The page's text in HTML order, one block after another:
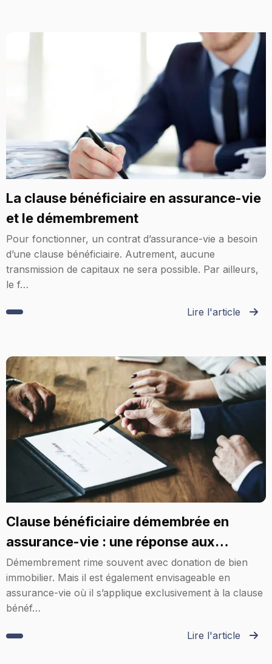
La clause bénéficiaire en assurance-vie
et le démembrement
Pour fonctionner, un contrat d’assurance-vie a besoin
d’une clause bénéficiaire. Autrement, aucune
transmission de capitaux ne sera possible. Par ailleurs,
le f…
Lire l'article
Clause bénéficiaire démembrée en
assurance-vie : une réponse aux
intérêts de tous
Démembrement rime souvent avec donation de bien
immobilier. Mais il est également envisageable en
assurance-vie où il s’applique exclusivement à la clause
bénéf…
Lire l'article